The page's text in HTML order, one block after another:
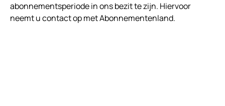
abonnementsperiode in ons bezit te zijn. Hiervoor
neemt u contact op met Abonnementenland.